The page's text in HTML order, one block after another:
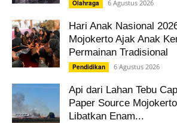
Olahraga 6 Agustus 2026
Hari Anak Nasional
Mojokerto Ajak Anak
Permainan Tradisional
Pendidikan 6 Agustus 2026
Api dari Lahan Tebu
Paper Source
Libatkan Enam...